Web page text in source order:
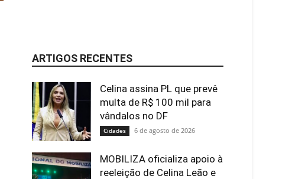
ARTIGOS RECENTES
Celina assina PL que prevê
multa de R$ 100 mil para
vândalos no DF
Cidades 6 de agosto de 2026
MOBILIZA oficializa apoio à
reeleição de Celina Leão e